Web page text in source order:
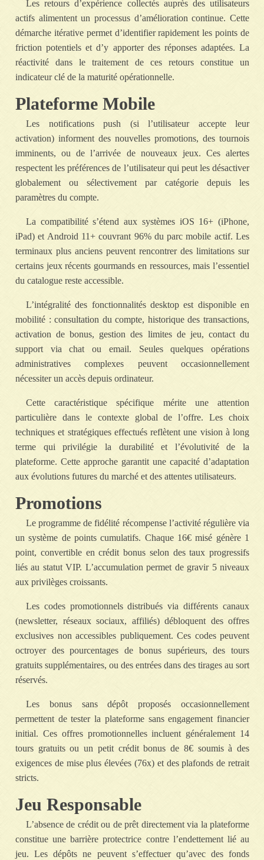
Les retours d’expérience collectés auprès des utilisateurs
actifs alimentent un processus d’amélioration continue. Cette
démarche itérative permet d’identifier rapidement les points de
friction potentiels et d’y apporter des réponses adaptées. La
réactivité dans le traitement de ces retours constitue un
indicateur clé de la maturité opérationnelle.
Plateforme Mobile
Les notifications push (si l’utilisateur accepte leur
activation) informent des nouvelles promotions, des tournois
imminents, ou de l’arrivée de nouveaux jeux. Ces alertes
respectent les préférences de l’utilisateur qui peut les désactiver
globalement ou sélectivement par catégorie depuis les
paramètres du compte.
La compatibilité s’étend aux systèmes iOS 16+ (iPhone,
iPad) et Android 11+ couvrant 96% du parc mobile actif. Les
terminaux plus anciens peuvent rencontrer des limitations sur
certains jeux récents gourmands en ressources, mais l’essentiel
du catalogue reste accessible.
L’intégralité des fonctionnalités desktop est disponible en
mobilité : consultation du compte, historique des transactions,
activation de bonus, gestion des limites de jeu, contact du
support via chat ou email. Seules quelques opérations
administratives complexes peuvent occasionnellement
nécessiter un accès depuis ordinateur.
Cette caractéristique spécifique mérite une attention
particulière dans le contexte global de l’offre. Les choix
techniques et stratégiques effectués reflètent une vision à long
terme qui privilégie la durabilité et l’évolutivité de la
plateforme. Cette approche garantit une capacité d’adaptation
aux évolutions futures du marché et des attentes utilisateurs.
Promotions
Le programme de fidélité récompense l’activité régulière via
un système de points cumulatifs. Chaque 16€ misé génère 1
point, convertible en crédit bonus selon des taux progressifs
liés au statut VIP. L’accumulation permet de gravir 5 niveaux
aux privilèges croissants.
Les codes promotionnels distribués via différents canaux
(newsletter, réseaux sociaux, affiliés) débloquent des offres
exclusives non accessibles publiquement. Ces codes peuvent
octroyer des pourcentages de bonus supérieurs, des tours
gratuits supplémentaires, ou des entrées dans des tirages au sort
réservés.
Les bonus sans dépôt proposés occasionnellement
permettent de tester la plateforme sans engagement financier
initial. Ces offres promotionnelles incluent généralement 14
tours gratuits ou un petit crédit bonus de 8€ soumis à des
exigences de mise plus élevées (76x) et des plafonds de retrait
stricts.
Jeu Responsable
L’absence de crédit ou de prêt directement via la plateforme
constitue une barrière protectrice contre l’endettement lié au
jeu. Les dépôts ne peuvent s’effectuer qu’avec des fonds